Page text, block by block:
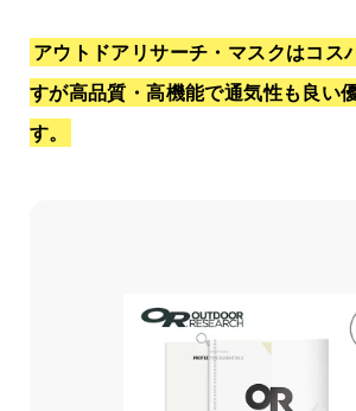
アウトドアリサーチ・マスクはコス
すが高品質・高機能で通気性も良い
す。